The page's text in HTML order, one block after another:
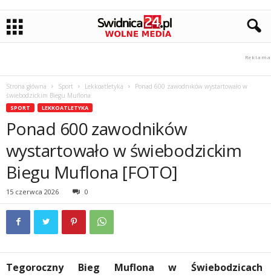
Strona główna Sport Lekkoatletyka
Ponad 600 zawodników wystartowało w
świebodzickim Biegu Muflona
SPORT LEKKOATLETYKA
Ponad 600 zawodników
wystartowało w świebodzickim
Biegu Muflona [FOTO]
15 czerwca 2026 0
Tegoroczny Bieg Muflona w Świebodzicach